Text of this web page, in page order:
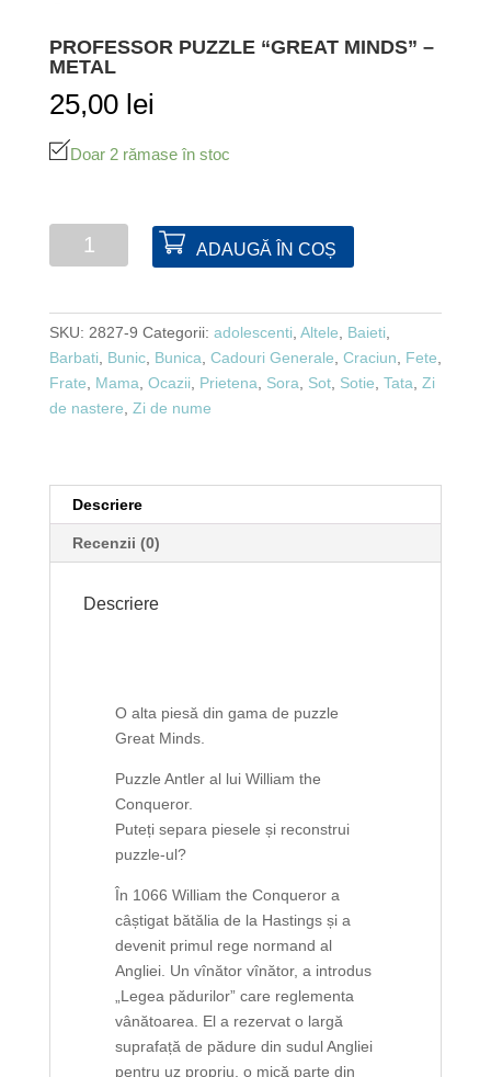
PROFESSOR PUZZLE “GREAT MINDS” –
METAL
25,00 lei
Doar 2 rămase în stoc
Cantitate
"Great
Minds"
-
Metal
ADAUGĂ ÎN COȘ
SKU: 2827-9 Categorii: adolescenti Altele Baieti
Barbati
Bunic, Bunica Cadouri Generale Craciun Fete
Frate
Mama Ocazii Prietena Sora Sot, Sotie Tata Zi
de nastere Zi de nume
Descriere
Recenzii (0)
Descriere
O alta piesă din gama de puzzle
Great Minds.
Puzzle Antler al lui William the
Conqueror.
Puteți separa piesele și reconstrui
puzzle-ul?
În 1066 William the Conqueror a
câștigat bătălia de la Hastings și a
devenit primul rege normand al
Angliei. Un vînător vînător, a introdus
„Legea pădurilor” care reglementa
vânătoarea. El a rezervat o largă
suprafață de pădure din sudul Angliei
pentru uz propriu, o mică parte din